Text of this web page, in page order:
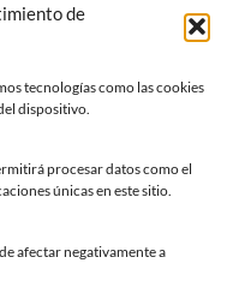
de
tecnologías como las cookies
dispositivo.
procesar datos como el
únicas en este sitio.
afectar negativamente a
de Siero